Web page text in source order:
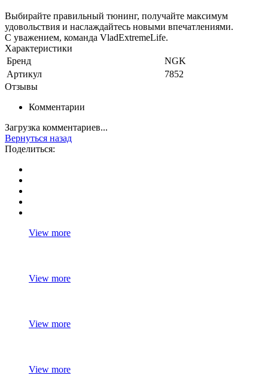
Выбирайте правильный тюнинг, получайте максимум
удовольствия и наслаждайтесь новыми впечатлениями.
С уважением, команда VladExtremeLife.
Характеристики
Бренд
NGK
Артикул
7852
Отзывы
Комментарии
Загрузка комментариев...
Вернуться назад
Поделиться:
View more
View more
View more
View more